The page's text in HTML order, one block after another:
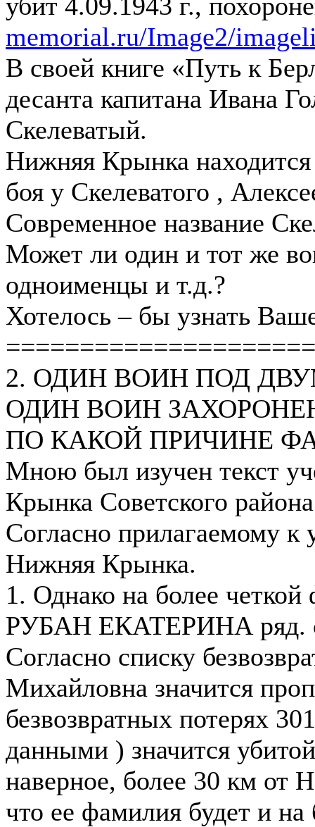
memorial.ru/Image2/
В своей книге «Путь к
десанта капитана Ивана
Скелеватый.
Нижняя Крынка
боя у Скелеватого ,
Современное название
Может ли один и тот же
одноименцы и т.д.?
Хотелось – бы узнать
2. ОДИН ВОИН ПОД
ОДИН ВОИН
ПО КАКОЙ ПРИЧИНЕ
Мною был изучен текст
Крынка Советского
Согласно прилагаемому к
Нижняя Крынка.
1. Однако на более
РУБАН ЕКАТЕРИНА ряд.
Согласно списку
Михайловна значится
безвозвратных потерях
данными ) значится
наверное, более 30 км от
что ее фамилия будет и